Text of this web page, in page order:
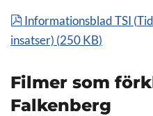
pdf
Informationsblad TSI
insatser) (250 KB)
Filmer som
Falkenberg